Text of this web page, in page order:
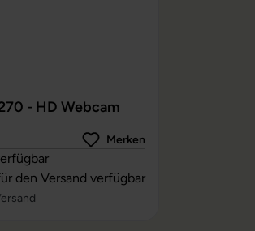
- HD Webcam
Bewertung von 4.56 von 5 Sternen
Merken
den Versand verfügbar